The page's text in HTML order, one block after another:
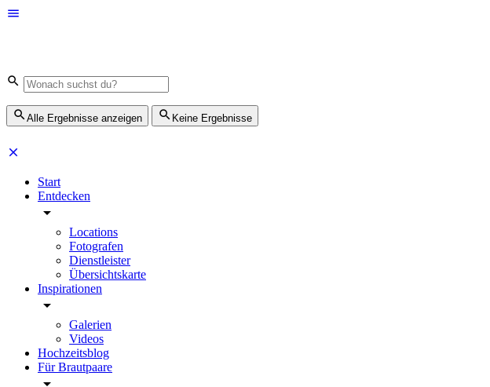
Alle Ergebnisse anzeigen Keine Ergebnisse
Start
Entdecken
Locations
Fotografen
Dienstleister
Übersichtskarte
Inspirationen
Galerien
Videos
Hochzeitsblog
Für Brautpaare